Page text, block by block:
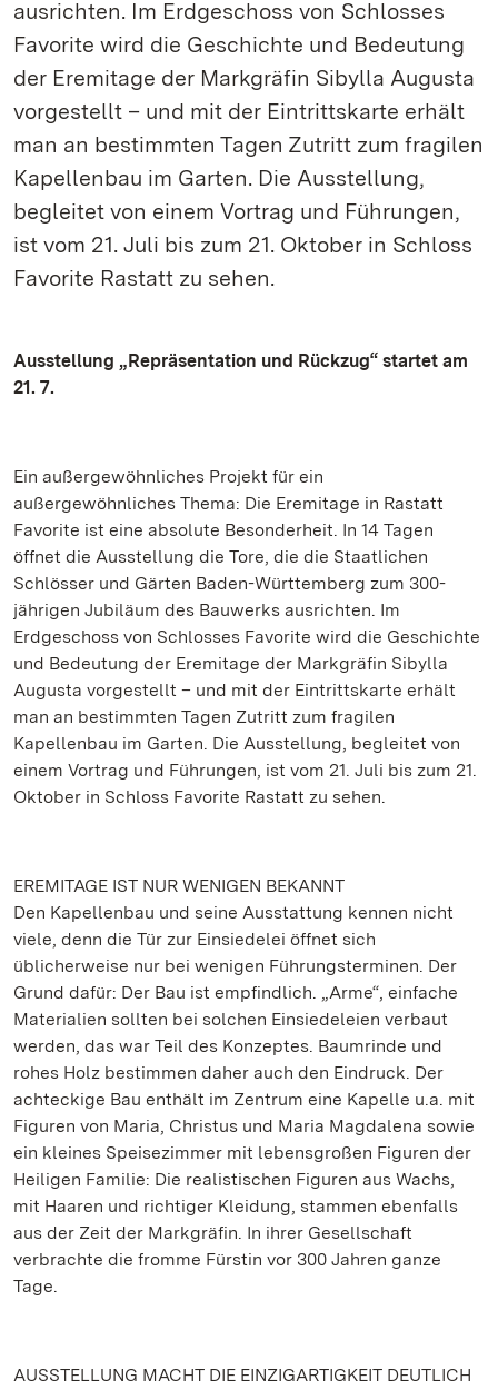
ausrichten. Im Erdgeschoss von Schlosses
Favorite wird die Geschichte und Bedeutung
der Eremitage der Markgräfin Sibylla Augusta
vorgestellt – und mit der Eintrittskarte erhält
man an bestimmten Tagen Zutritt zum fragilen
Kapellenbau im Garten. Die Ausstellung,
begleitet von einem Vortrag und Führungen,
ist vom 21. Juli bis zum 21. Oktober in Schloss
Favorite Rastatt zu sehen.
Ausstellung „Repräsentation und Rückzug“ startet am
21. 7.
Ein außergewöhnliches Projekt für ein
außergewöhnliches Thema: Die Eremitage in Rastatt
Favorite ist eine absolute Besonderheit. In 14 Tagen
öffnet die Ausstellung die Tore, die die Staatlichen
Schlösser und Gärten Baden-Württemberg zum 300-
jährigen Jubiläum des Bauwerks ausrichten. Im
Erdgeschoss von Schlosses Favorite wird die Geschichte
und Bedeutung der Eremitage der Markgräfin Sibylla
Augusta vorgestellt – und mit der Eintrittskarte erhält
man an bestimmten Tagen Zutritt zum fragilen
Kapellenbau im Garten. Die Ausstellung, begleitet von
einem Vortrag und Führungen, ist vom 21. Juli bis zum 21.
Oktober in Schloss Favorite Rastatt zu sehen.
EREMITAGE IST NUR WENIGEN BEKANNT
Den Kapellenbau und seine Ausstattung kennen nicht
viele, denn die Tür zur Einsiedelei öffnet sich
üblicherweise nur bei wenigen Führungsterminen. Der
Grund dafür: Der Bau ist empfindlich. „Arme“, einfache
Materialien sollten bei solchen Einsiedeleien verbaut
werden, das war Teil des Konzeptes. Baumrinde und
rohes Holz bestimmen daher auch den Eindruck. Der
achteckige Bau enthält im Zentrum eine Kapelle u.a. mit
Figuren von Maria, Christus und Maria Magdalena sowie
ein kleines Speisezimmer mit lebensgroßen Figuren der
Heiligen Familie: Die realistischen Figuren aus Wachs,
mit Haaren und richtiger Kleidung, stammen ebenfalls
aus der Zeit der Markgräfin. In ihrer Gesellschaft
verbrachte die fromme Fürstin vor 300 Jahren ganze
Tage.
AUSSTELLUNG MACHT DIE EINZIGARTIGKEIT DEUTLICH